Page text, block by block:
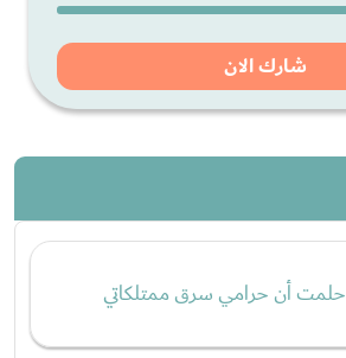
شارك الان
حلمت أن حرامي سرق ممتلكاتي